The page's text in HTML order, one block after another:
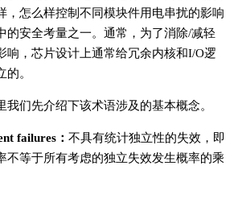
，怎么样控制不同模块件用电串扰的影响
的安全考量之一。通常，为了消除/减轻
响，芯片设计上通常给冗余内核和I/O逻
。
我们先介绍下该术语涉及的基本概念。
failures： 不具有统计独立性的失效，即
不等于所有考虑的独立失效发生概率的乘